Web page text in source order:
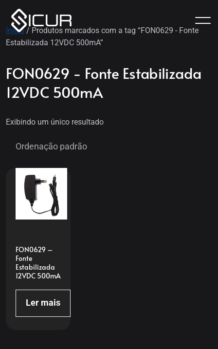
Início/ Produtos marcados com a tag “FON0629 - Fonte
Estabilizada 12VDC 500mA”
FON0629 - Fonte Estabilizada
12VDC 500mA
Exibindo um único resultado
FON0629 –
Fonte
Estabilizada
12VDC 500mA
Ler mais